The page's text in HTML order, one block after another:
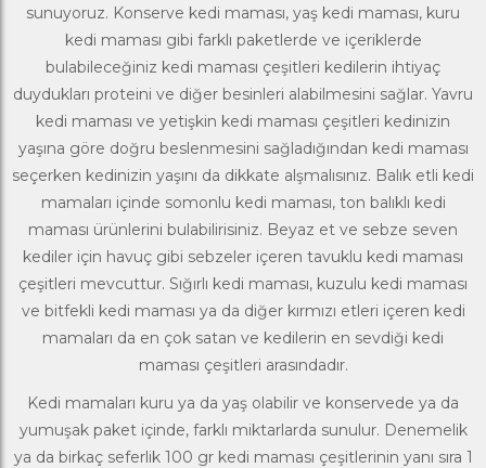
sunuyoruz. Konserve kedi maması, yaş kedi maması, kuru
kedi maması gibi farklı paketlerde ve içeriklerde
bulabileceğiniz kedi maması çeşitleri kedilerin ihtiyaç
duydukları proteini ve diğer besinleri alabilmesini sağlar. Yavru
kedi maması ve yetişkin kedi maması çeşitleri kedinizin
yaşına göre doğru beslenmesini sağladığından kedi maması
seçerken kedinizin yaşını da dikkate alşmalısınız. Balık etli kedi
mamaları içinde somonlu kedi maması, ton balıklı kedi
maması ürünlerini bulabilirisiniz. Beyaz et ve sebze seven
kediler için havuç gibi sebzeler içeren tavuklu kedi maması
çeşitleri mevcuttur. Sığırlı kedi maması, kuzulu kedi maması
ve bitfekli kedi maması ya da diğer kırmızı etleri içeren kedi
mamaları da en çok satan ve kedilerin en sevdiği kedi
maması çeşitleri arasındadır.
Kedi mamaları kuru ya da yaş olabilir ve konservede ya da
yumuşak paket içinde, farklı miktarlarda sunulur. Denemelik
ya da birkaç seferlik 100 gr kedi maması çeşitlerinin yanı sıra 1